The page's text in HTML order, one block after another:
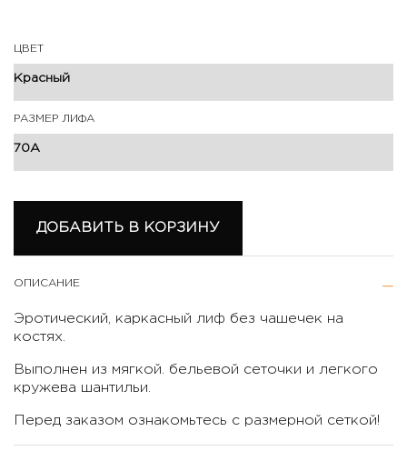
ДОБАВИТЬ В КОРЗИНУ
ЦВЕТ
РАЗМЕР ЛИФА
ОПИСАНИЕ
Эротический, каркасный лиф без чашечек на
костях.
Выполнен из мягкой. бельевой сеточки и легкого
кружева шантильи.
Перед заказом ознакомьтесь с размерной сеткой!